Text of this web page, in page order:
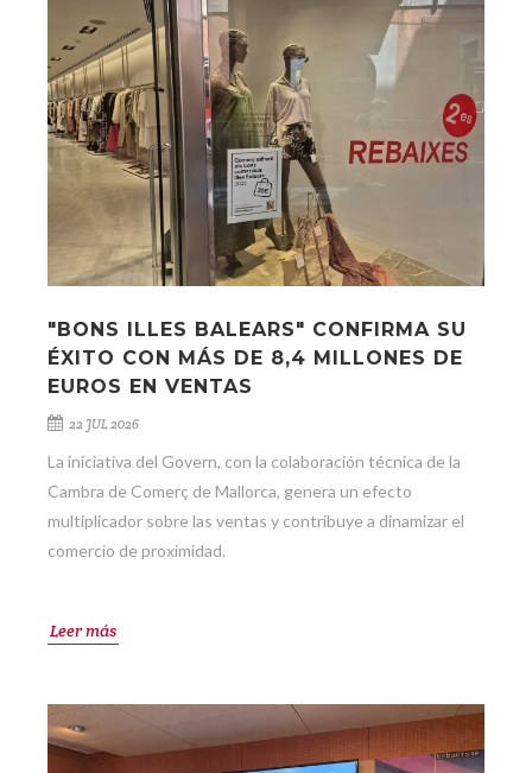
"BONS ILLES BALEARS" CONFIRMA SU
ÉXITO CON MÁS DE 8,4 MILLONES DE
EUROS EN VENTAS
22 JUL 2026
La iniciativa del Govern, con la colaboración técnica de la
Cambra de Comerç de Mallorca, genera un efecto
multiplicador sobre las ventas y contribuye a dinamizar el
comercio de proximidad.
Leer más